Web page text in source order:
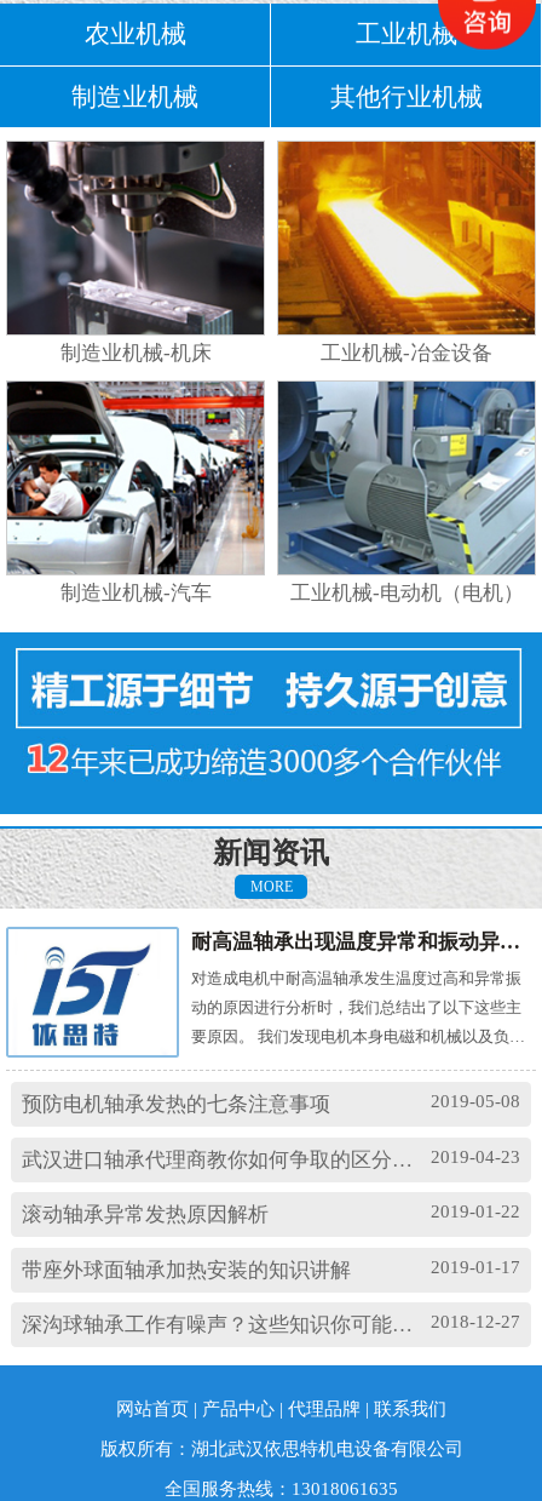
农业机械 工业机械
制造业机械 其他行业机械
制造业机械-机床 工业机械-冶金设备
制造业机械-汽车 工业机械-电动机（电机）
新闻资讯
MORE
耐高温轴承出现温度异常和振动异常的原因有哪些？
对造成电机中耐高温轴承发生温度过高和异常振
动的原因进行分析时，我们总结出了以下这些主
要原因。 我们发现电机本身电磁和机械以及负载
振动产生影响。其中造成温度过高的原因主要
松；(3)轴承与轴套配合过松；(4)润滑油有杂质；
损坏等。 另外，造成耐高温轴承出现异常振...
2019-05-08
预防电机轴承发热的七条注意事项
2019-04-23
武汉进口轴承代理商教你如何争取的区分高速轴承和低速轴承
2019-01-22
滚动轴承异常发热原因解析
2019-01-17
带座外球面轴承加热安装的知识讲解
2018-12-27
深沟球轴承工作有噪声？这些知识你可能忽略了
网站首页 | 产品中心 |代理品牌 |联系我们
版权所有：湖北武汉依思特机电设备有限公司
全国服务热线：13018061635